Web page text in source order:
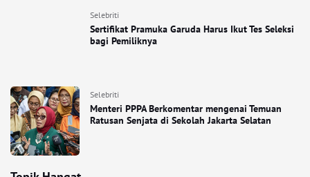
Selebriti
Sertifikat Pramuka Garuda Harus Ikut Tes Seleksi
bagi Pemiliknya
Selebriti
Menteri PPPA Berkomentar mengenai Temuan
Ratusan Senjata di Sekolah Jakarta Selatan